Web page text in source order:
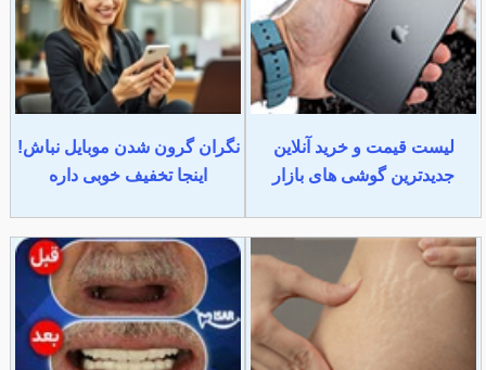
لیست قیمت و خرید آنلاین
جدیدترین گوشی های بازار
نگران گرون شدن موبایل نباش!
اینجا تخفیف خوبی داره